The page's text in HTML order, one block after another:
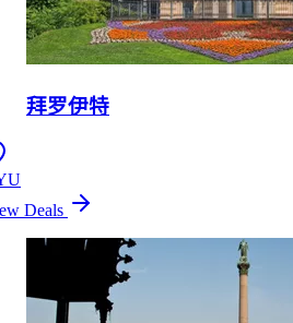
拜罗伊特
Deals